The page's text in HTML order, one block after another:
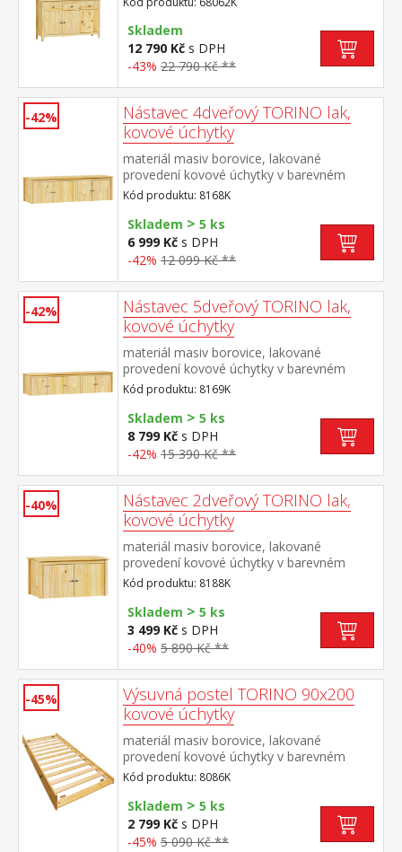
úchytky v barevném provedení černěná
mosaz příborník: 3 dveře, 3 zásuvky s
kovovými pojezdy nástavec: dvoje
prosklená dvířka rozměr příborníku (š/h/v)
129 × 33 × 100 cm
Skladem
12 790 Kč s DPH
-43% 22 790 Kč **
-42%
Nástavec 4dveřový TORINO lak,
kovové úchytky
materiál masiv borovice, lakované
provedení kovové úchytky v barevném
provedení černěná mosaz nástavec pro
skříň 8068K
Kód produktu: 8168K
Skladem > 5 ks
6 999 Kč s DPH
-42% 12 099 Kč **
-42%
Nástavec 5dveřový TORINO lak,
kovové úchytky
materiál masiv borovice, lakované
provedení kovové úchytky v barevném
provedení černěná mosaz nástavec pro
skříň 8069K
Kód produktu: 8169K
Skladem > 5 ks
8 799 Kč s DPH
-42% 15 390 Kč **
-40%
Nástavec 2dveřový TORINO lak,
kovové úchytky
materiál masiv borovice, lakované
provedení kovové úchytky v barevném
provedení černěná mosaz nástavec pro
skříň 8088K
Kód produktu: 8188K
Skladem > 5 ks
3 499 Kč s DPH
-40% 5 890 Kč **
-45%
Výsuvná postel TORINO 90x200
kovové úchytky
materiál masiv borovice, lakované
provedení kovové úchytky v barevném
provedení černěná mosaz výsuvná na
kolečkách, cena bez matrace maximální
doporučená výška matrace 14
cm doporučený rozměr matrace 90 × 200
cm vhodná jako výsuvná přistýlka k
Kód produktu: 8086K
Skladem > 5 ks
2 799 Kč s DPH
-45% 5 090 Kč **